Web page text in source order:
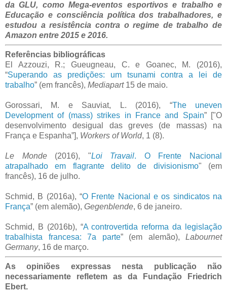
da GLU, como Mega-eventos esportivos e trabalho e
Educação e consciência política dos trabalhadores, e
estudou a resistência contra o regime de trabalho de
Amazon entre 2015 e 2016.
Referências bibliográficas
El Azzouzi, R.; Gueugneau, C. e Goanec, M. (2016),
“Superando as predições: um tsunami contra a lei de
trabalho” (em francês), Mediapart15 de maio.
Gorossari, M. e Sauviat, L. (2016), “The uneven
Development of (mass) strikes in France and Spain” ["O
desenvolvimento desigual das greves (de massas) na
França e Espanha”], Workers of World, 1 (8).
Le Monde(2016), "Loi Travail. O Frente Nacional
atrapalhado em flagrante delito de divisionismo" (em
francês), 16 de julho.
Schmid, B (2016a), “O Frente Nacional e os sindicatos na
França” (em alemão), Gegenblende, 6 de janeiro.
Schmid, B (2016b), “A controvertida reforma da legislação
trabalhista francesa: 7a parte” (em alemão), Labournet
Germany, 16 de março.
As opiniões expressas nesta publicação não
necessariamente refletem as da Fundação Friedrich
Ebert.